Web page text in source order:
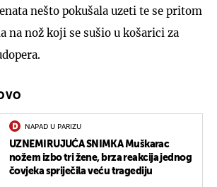
nešto pokušala uzeti te se pritom
na nož koji se sušio u košarici za
NAPAD U PARIZU
UZNEMIRUJUĆA SNIMKA Muškarac
nožem izbo tri žene, brza reakcija jednog
čovjeka spriječila veću tragediju